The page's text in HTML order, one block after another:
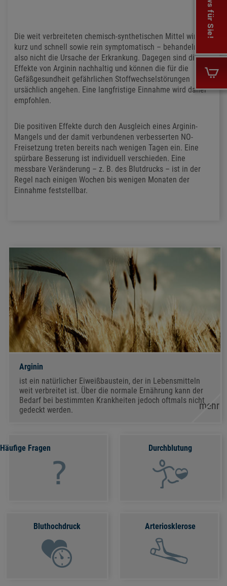
Die weit verbreiteten chemisch-synthetischen Mittel wirken
kurz und schnell sowie rein symptomatisch – behandeln
also nicht die Ursache der Erkrankung. Dagegen sind die
Effekte von Arginin nachhaltig und können die für die
Gefäßgesundheit gefährlichen Stoffwechselstörungen
ursächlich angehen. Eine langfristige Einnahme wird daher
empfohlen.
Die positiven Effekte durch den Ausgleich eines Arginin-
Mangels und der damit verbundenen verbesserten NO-
Freisetzung treten bereits nach wenigen Tagen ein. Eine
spürbare Besserung ist individuell verschieden. Eine
messbare Veränderung – z. B. des Blutdrucks – ist in der
Regel nach einigen Wochen bis wenigen Monaten der
Einnahme feststellbar.
Arginin
ist ein natürlicher Eiweißbaustein, der in Lebensmitteln
weit verbreitet ist. Über die normale Ernährung kann der
Bedarf bei bestimmten Krankheiten jedoch oftmals nicht
gedeckt werden.
mehr
Häufige Fragen Durchblutung
Bluthochdruck Arteriosklerose